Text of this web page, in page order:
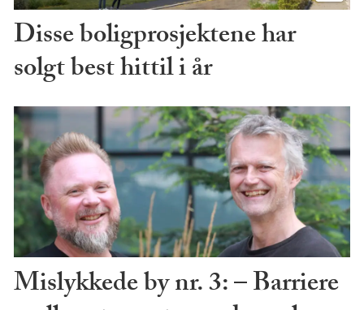
Disse boligprosjektene har
solgt best hittil i år
Mislykkede by nr. 3: – Barriere